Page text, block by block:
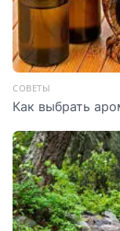
СОВЕТЫ
Как выбрать